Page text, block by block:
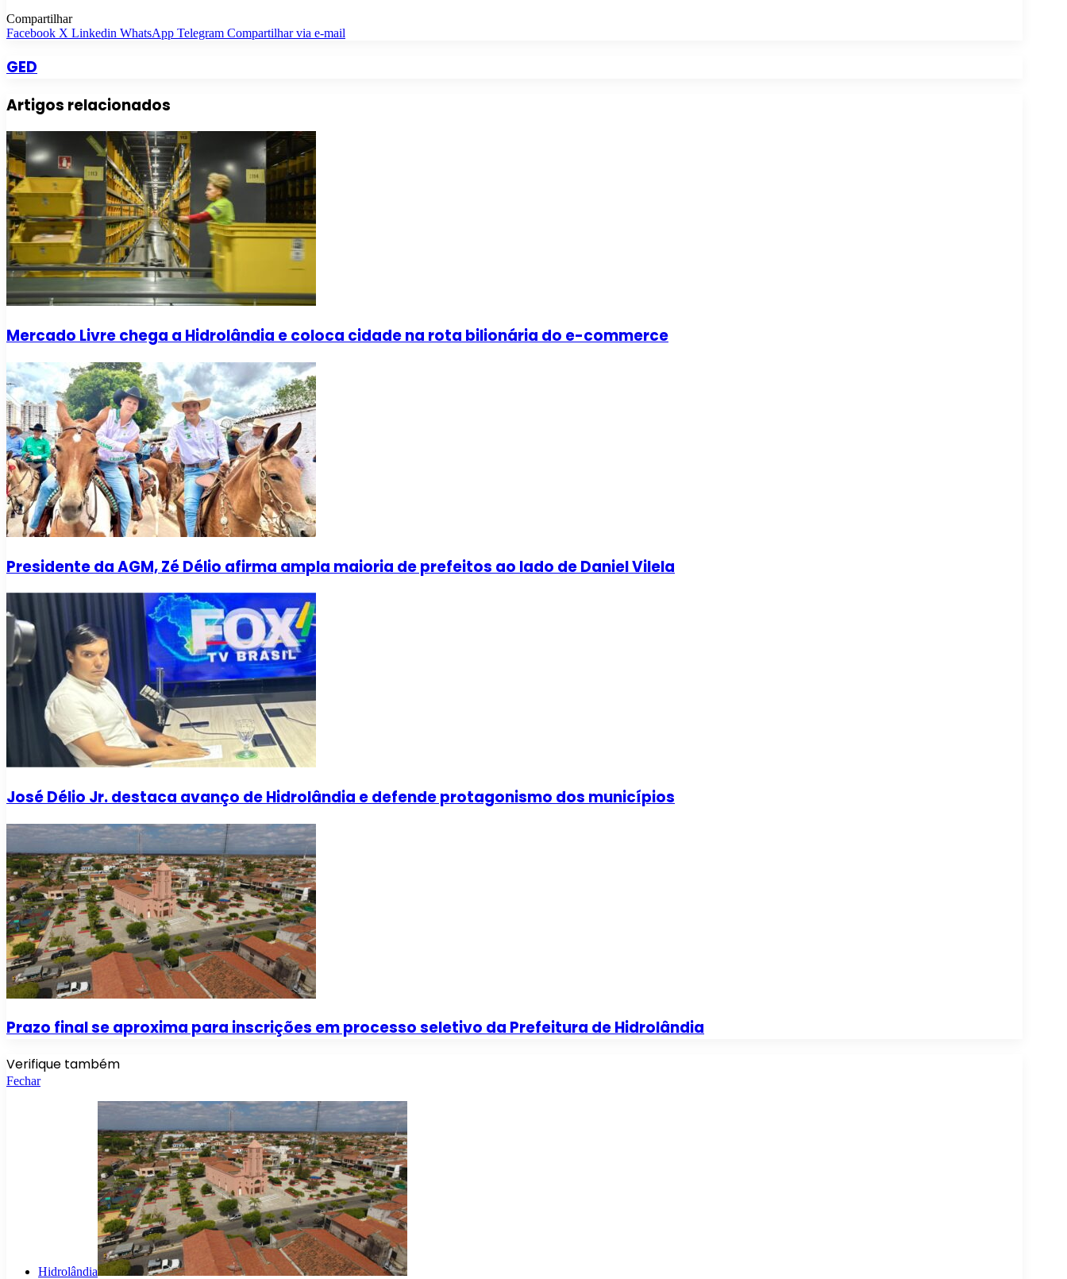
Compartilhar
Facebook X Linkedin WhatsApp Telegram Compartilhar via e-mail
GED
Artigos relacionados
Mercado Livre chega a Hidrolândia e coloca cidade na rota bilionária do e-commerce
Presidente da AGM, Zé Délio afirma ampla maioria de prefeitos ao lado de Daniel Vilela
José Délio Jr. destaca avanço de Hidrolândia e defende protagonismo dos municípios
Prazo final se aproxima para inscrições em processo seletivo da Prefeitura de Hidrolândia
Verifique também
Fechar
Hidrolândia